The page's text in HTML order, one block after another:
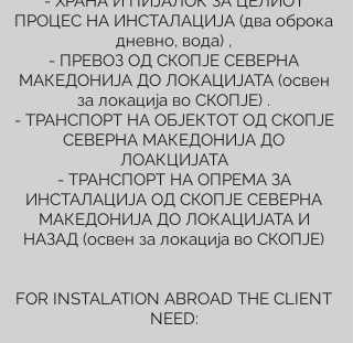
ПРОЦЕС НА ИНСТАЛАЦИЈА (два оброка
дневно, вода) ,
- ПРЕВОЗ ОД СКОПЈЕ СЕВЕРНА
МАКЕДОНИЈА ДО ЛОКАЦИЈАТА (освен
за локација во СКОПЈЕ) .
- ТРАНСПОРТ НА ОБЈЕКТОТ ОД СКОПЈЕ
СЕВЕРНА МАКЕДОНИЈА ДО
ЛОАКЦИЈАТА
- ТРАНСПОРТ НА ОПРЕМА ЗА
ИНСТАЛАЦИЈА ОД СКОПЈЕ СЕВЕРНА
МАКЕДОНИЈА ДО ЛОКАЦИЈАТА И
НАЗАД (освен за локација во СКОПЈЕ)
FOR INSTALATION ABROAD THE CLIENT
NEED: